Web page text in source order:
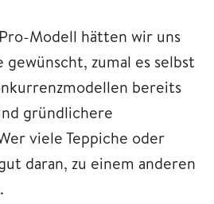
Modell hätten wir uns
gewünscht, zumal es selbst
bereits
gründlichere
viele Teppiche oder
daran, zu einem anderen